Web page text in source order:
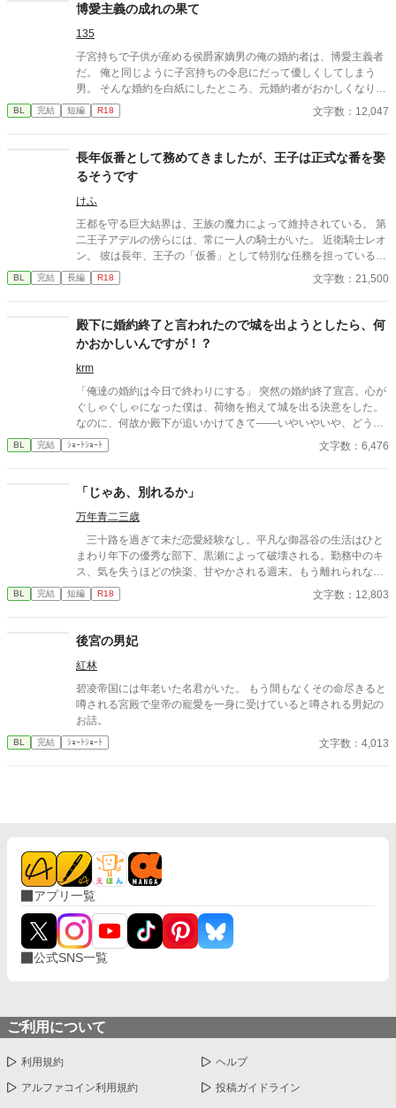
博愛主義の成れの果て
135
子宮持ちで子供が産める侯爵家嫡男の俺の婚約者は、博愛主義者
だ。 俺と同じように子宮持ちの令息にだって優しくしてしまう
男。 そんな婚約を白紙にしたところ、元婚約者がおかしくなりは
じめた……。
BL 完結 短編 R18 文字数：12,047
長年仮番として務めてきましたが、王子は正式な番を娶
るそうです
けふ
王都を守る巨大結界は、王族の魔力によって維持されている。 第
二王子アデルの傍らには、常に一人の騎士がいた。 近衛騎士レオ
ン。 彼は長年、王子の「仮番」として特別な任務を担っている。
しかし王子は、他国の王女との正式な番契約が決まってしまっ
た。 仮番の役目は、そこで終わるはずだった。 だが結界塔で行わ
士。 主と臣下。 越えてはならない境界を前にしても、 王子は騎
士の手を取る。 「共に立て」 ※オメガバースではありません ※
ふんわり読んでください ※なんでも許せる方向け ※イラストはC
hatGPTさん
BL 完結 長編 R18 文字数：21,500
殿下に婚約終了と言われたので城を出ようとしたら、何
かおかしいんですが！？
krm
「俺達の婚約は今日で終わりにする」 突然の婚約終了宣言。心が
ぐしゃぐしゃになった僕は、荷物を抱えて城を出る決意をした。
なのに、何故か殿下が追いかけてきて――いやいやいや、どうい
うこと！？ 全力すれ違いラブコメファンタジーBL！ 支部の企画
投稿用に書いたショートショートです。前後編二話完結です。
BL 完結 ｼｮｰﾄｼｮｰﾄ 文字数：6,476
「じゃあ、別れるか」
万年青二三歳
三十路を過ぎて未だ恋愛経験なし。平凡な御器谷の生活はひと
まわり年下の優秀な部下、黒瀬によって破壊される。勤務中のキ
ス、気を失うほどの快楽、甘やかされる週末。もう離れられな
い、と御器谷は自覚するが、一時の怒りで「じゃあ、別れるか」
と言ってしまう。自分を甘やかし、望むことしかしない部下は別
違い。年の差ラブ。 ケンカップル好きへ捧げます。 ムーンラ
イトノベルズより転載（「多分、じゃない」より改題）。
BL 完結 短編 R18 文字数：12,803
後宮の男妃
紅林
碧凌帝国には年老いた名君がいた。 もう間もなくその命尽きると
噂される宮殿で皇帝の寵愛を一身に受けていると噂される男妃の
お話。
BL 完結 ｼｮｰﾄｼｮｰﾄ 文字数：4,013
アプリ一覧
公式SNS一覧
ご利用について
利用規約 ヘルプ
アルファコイン利用規約 投稿ガイドライン